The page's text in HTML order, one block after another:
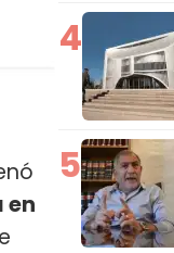
en
4
5